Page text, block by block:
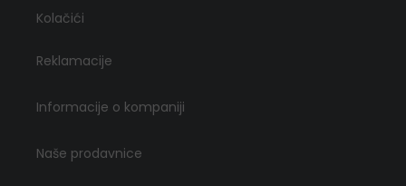
Kolačići
Reklamacije
Informacije o kompaniji
Naše prodavnice